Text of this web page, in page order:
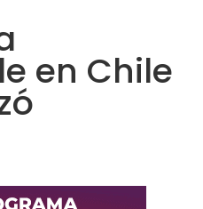
en Chile